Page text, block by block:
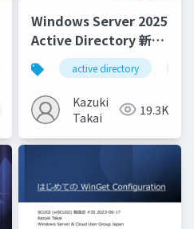
windows server 2025 failover
Windows Server 2025
Active Directory 新機
能概要 active directory
Kazuki
Takai
19.3K